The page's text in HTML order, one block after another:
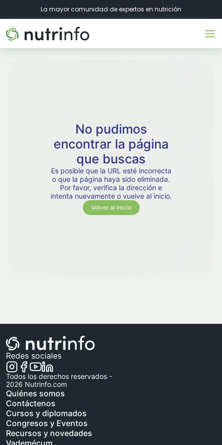
La mayor comunidad de expertos en nutrición
No pudimos
encontrar la página
que buscas
Es posible que la URL esté incorrecta
o que la página haya sido eliminada.
Por favor, verifica la dirección e
intenta nuevamente o vuelve al inicio.
Volver al inicio
Redes sociales
Todos los derechos reservados -
2026 Nutrinfo.com
Quiénes somos
Contáctenos
Cursos y diplomados
Congresos y Eventos
Recursos y novedades
Vademécum